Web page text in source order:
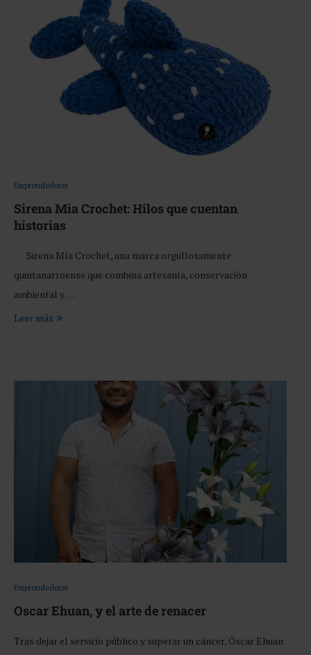
Emprendedores
Sirena Mia Crochet: Hilos que cuentan
historias
Sirena Mía Crochet, una marca orgullosamente
quintanarroense que combina artesanía, conservación
ambiental y …
Leer más
Emprendedores
Oscar Ehuan, y el arte de renacer
Tras dejar el servicio público y superar un cáncer, Óscar Ehuan